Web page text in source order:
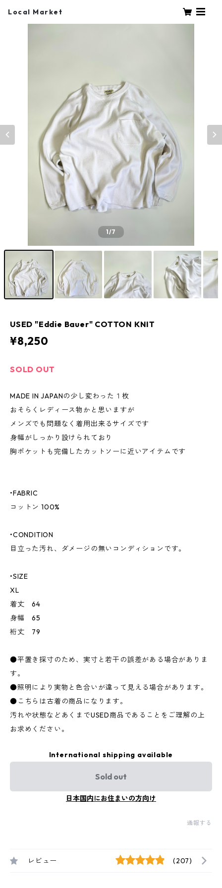
Local Market
1/7
USED "Eddie Bauer" COTTON KNIT
¥8,250
SOLD OUT
MADE IN JAPANの少し変わった１枚
おそらくレディース物かと思いますが
メンズでも問題なく着用出来るサイズです
身幅がしっかり設けられており
胸ポケットも完備したカットソーに近いアイテムです
•FABRIC
コットン 100%
•CONDITION
目立った汚れ、ダメージの無いコンディションです。
•SIZE
XL
着丈 64
身幅 65
裄丈 79
●平置き採寸のため、実寸と若干の誤差がある場合がありま
す。
●照明により実物と色合いが違って見える場合があります。
●こちらは古着の商品になります。
汚れや状態などあくまでUSED商品であることをご理解の上
お求めください。
International shipping available
Sold out
日本国内にお住まいの方向け
通報する
レビュー (207)